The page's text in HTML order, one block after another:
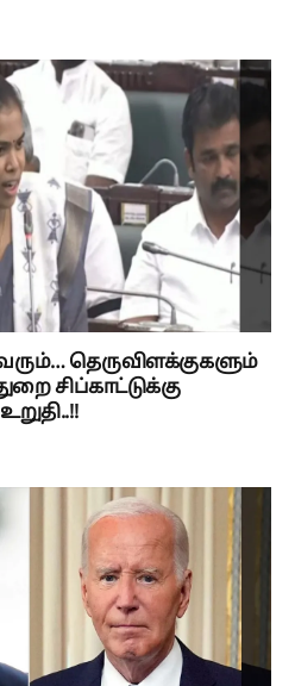
தெருவிளக்குகளும்
சிப்காட்டுக்கு